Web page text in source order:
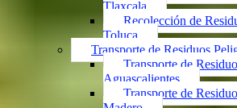
Tlaxcala
Recolección de
Toluca
Transporte de Residuos
Transporte de
Aguascalientes
Transporte de